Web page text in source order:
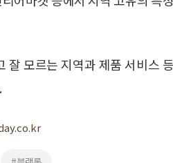
잘 모르는 지역과 제품 서비스